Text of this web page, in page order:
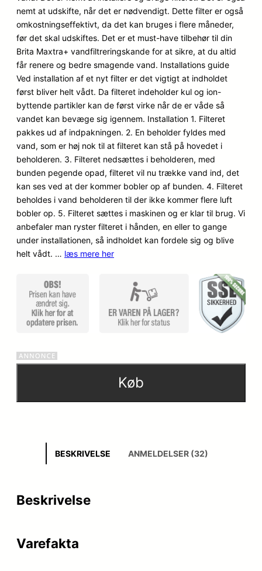
nemt at udskifte, når det er nødvendigt. Dette filter er også
omkostningseffektivt, da det kan bruges i flere måneder,
før det skal udskiftes. Det er et must-have tilbehør til din
Brita Maxtra+ vandfiltreringskande for at sikre, at du altid
får renere og bedre smagende vand. Installations guide
Ved installation af et nyt filter er det vigtigt at indholdet
først bliver helt vådt. Da filteret indeholder kul og ion-
byttende partikler kan de først virke når de er våde så
vandet kan bevæge sig igennem. Installation 1. Filteret
pakkes ud af indpakningen. 2. En beholder fyldes med
vand, som er høj nok til at filteret kan stå på hovedet i
beholderen. 3. Filteret nedsættes i beholderen, med
bunden pegende opad, filteret vil nu trække vand ind, det
kan ses ved at der kommer bobler op af bunden. 4. Filteret
beholdes i vand beholderen til der ikke kommer flere luft
bobler op. 5. Filteret sættes i maskinen og er klar til brug. Vi
anbefaler man ryster filteret i hånden, en eller to gange
under installationen, så indholdet kan fordele sig og blive
helt vådt. … læs mere her
Køb
BESKRIVELSE ANMELDELSER (32)
Beskrivelse
Varefakta